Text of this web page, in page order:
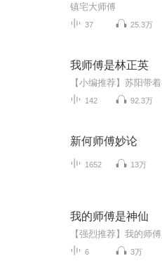
镇宅大师傅
37 25.3万
我师傅是林正英
142 92.3万
新何师傅妙论
1652 13万
我的师傅是神仙
6 3万